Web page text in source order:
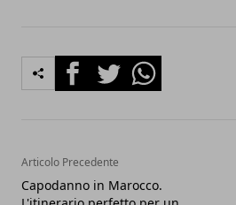
FacebookTwitterWhatsapp
Articolo Precedente
Capodanno in Marocco.